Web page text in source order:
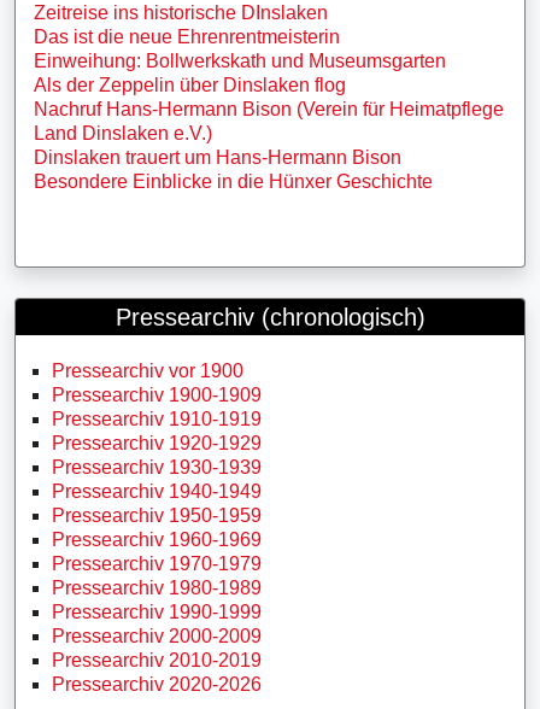
Zeitreise ins historische DInslaken
Das ist die neue Ehrenrentmeisterin
Einweihung: Bollwerkskath und Museumsgarten
Als der Zeppelin über Dinslaken flog
Nachruf Hans-Hermann Bison (Verein für Heimatpflege
Land Dinslaken e.V.)
Dinslaken trauert um Hans-Hermann Bison
Besondere Einblicke in die Hünxer Geschichte
Pressearchiv (chronologisch)
Pressearchiv vor 1900
Pressearchiv 1900-1909
Pressearchiv 1910-1919
Pressearchiv 1920-1929
Pressearchiv 1930-1939
Pressearchiv 1940-1949
Pressearchiv 1950-1959
Pressearchiv 1960-1969
Pressearchiv 1970-1979
Pressearchiv 1980-1989
Pressearchiv 1990-1999
Pressearchiv 2000-2009
Pressearchiv 2010-2019
Pressearchiv 2020-2026